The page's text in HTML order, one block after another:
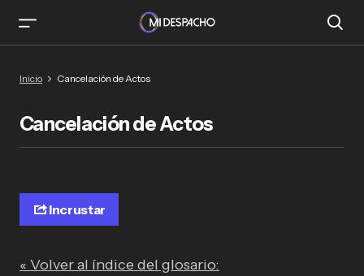
Inicio Cancelación de Actos
Cancelación de Actos
Incrustar
« Volver al índice del glosario: